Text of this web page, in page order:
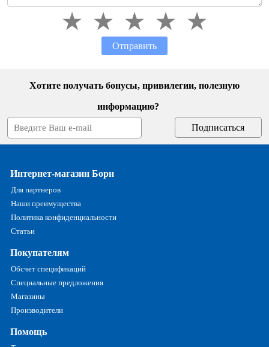
Отправить
Хотите получать бонусы, привилегии, полезную
информацию?
Интернет-магазин Борн
Для партнеров
Наши преимущества
Политика конфиденциальности
Статьи
Покупателям
Обсчет спецификаций
Специальные предложения
Магазины
Производители
Помощь